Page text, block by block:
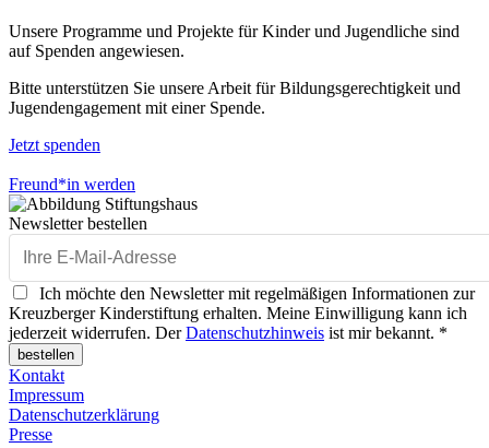
Unsere Programme und Projekte für Kinder und Jugendliche sind
auf Spenden angewiesen.
Bitte unterstützen Sie unsere Arbeit für Bildungsgerechtigkeit und
Jugendengagement mit einer Spende.
Jetzt spenden
Freund*in werden
Newsletter bestellen
Ich möchte den Newsletter mit regelmäßigen Informationen zur
Kreuzberger Kinderstiftung erhalten. Meine Einwilligung kann ich
jederzeit widerrufen. DerDatenschutzhinweis ist mir bekannt. *
bestellen
Kontakt
Impressum
Datenschutzerklärung
Presse